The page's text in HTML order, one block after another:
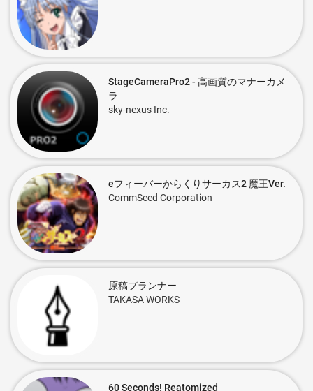
StageCameraPro2 - 高画質のマナーカメ
ラ
sky-nexus Inc.
eフィーバーからくりサーカス2 魔王Ver.
CommSeed Corporation
原稿プランナー
TAKASA WORKS
60 Seconds! Reatomized